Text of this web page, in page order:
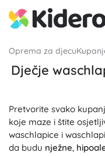
Oprema za djecu
Dječje
Pretvorite svako
koje maze i štite
waschlapice i
da budu nježne,